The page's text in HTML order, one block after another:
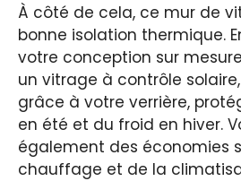
À côté de cela, ce mur de
bonne isolation thermique.
votre conception sur
un vitrage à contrôle
grâce à votre verrière,
en été et du froid en hiver.
également des économies
chauffage et de la